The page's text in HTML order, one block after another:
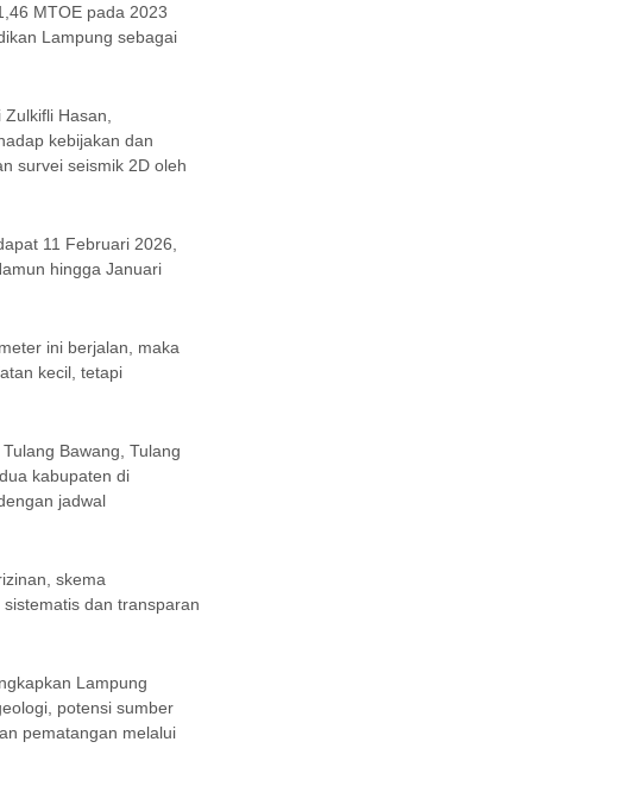
MTOE pada 2023
Lampung sebagai
Hasan,
kebijakan dan
survei seismik 2D oleh
11 Februari 2026,
hingga Januari
ini berjalan, maka
kecil, tetapi
Bawang, Tulang
kabupaten di
jadwal
skema
dan transparan
Lampung
potensi sumber
pematangan melalui